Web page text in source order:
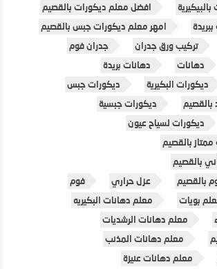
افضل معلم ديكورات بالقصيم
امهر معلم ديكورات جبس بالقصيم
تركيب ورق جدران
جدران فوم
دهانات
دهانات بريدة
ديكورات البكيرية
ديكورات جبس
ديكورات جبسية
ديكورات لسياح عيون
بالقصيم
بالقصيم
بالقصيم
عزل حراري
فوم
بويات
معلم دهانات البكيريه
معلم دهانات الرشديات
معلم دهانات المذنب
معلم دهانات عنيزة